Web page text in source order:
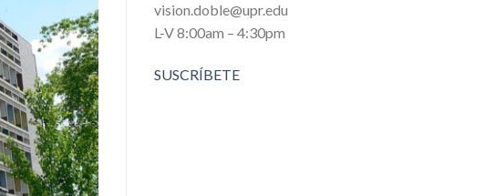
vision.doble@upr.edu
L-V 8:00am – 4:30pm
SUSCRÍBETE